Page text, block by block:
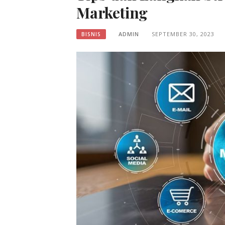
Marketing
BISNIS ADMIN SEPTEMBER 30, 2023